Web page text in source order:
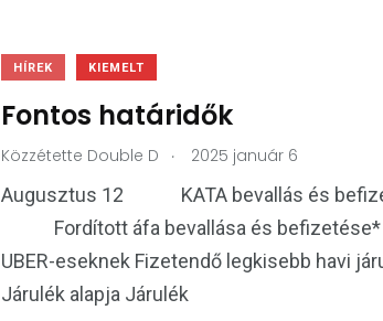
HÍREK KIEMELT
Fontos határidők
Közzétette Double D . 2025 január 6
Augusztus 12 KATA bevallás és
Fordított áfa bevallása és befizetése*
UBER-eseknek Fizetendő legkisebb havi
Járulék alapja Járulék